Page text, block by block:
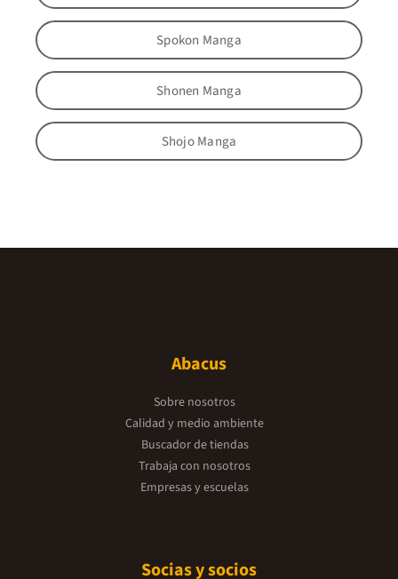
Spokon Manga
Shonen Manga
Shojo Manga
Abacus
Sobre nosotros
Calidad y medio ambiente
Buscador de tiendas
Trabaja con nosotros
Empresas y escuelas
Socias y socios